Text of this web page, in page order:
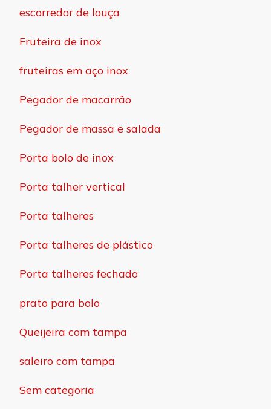
escorredor de louça
Fruteira de inox
fruteiras em aço inox
Pegador de macarrão
Pegador de massa e salada
Porta bolo de inox
Porta talher vertical
Porta talheres
Porta talheres de plástico
Porta talheres fechado
prato para bolo
Queijeira com tampa
saleiro com tampa
Sem categoria